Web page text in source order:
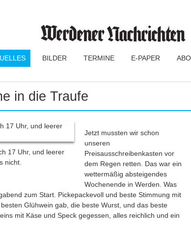
BILDER TERMINE E-PAPER ABO
in die Traufe
17 Uhr, und leerer
nicht.
Jetzt mussten wir schon
unseren
Preisausschreibenkasten vor
dem Regen retten. Das war ein
wettermäßig absteigendes
Wochenende in Werden. Was
zum Start. Pickepackevoll und beste Stimmung mit
Glühwein gab, die beste Wurst, und das beste
mit Käse und Speck gegessen, alles reichlich und ein